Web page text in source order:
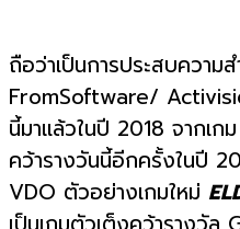
ถือว่าเป็นการประสบความ
FromSoftware/
นี้มาแล้วในปี 2018 จากเก
คว้ารางวันนี้อีกครั้งในปี
VDO ตัวอย่างเกมใหม่